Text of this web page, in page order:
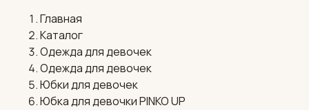
Главная
Каталог
Одежда для девочек
Одежда для девочек
Юбки для девочек
Юбка для девочки PINKO UP